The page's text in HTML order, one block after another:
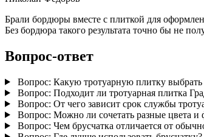
Брали бордюры вместе с плиткой для
Без бордюра такого результата точно бы не
Вопрос-ответ
Вопрос: Какую тротуарную плитку
Вопрос: Подходит ли тротуарная плитка
Вопрос: От чего зависит срок службы
Вопрос: Можно ли сочетать разные цвета
Вопрос: Чем брусчатка отличается от